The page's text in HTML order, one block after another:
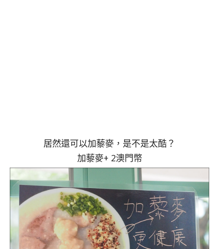
居然還可以加藜麥，是不是太酷？
加藜麥+ 2澳門幣